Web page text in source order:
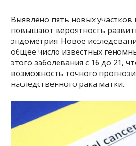
Выявлено пять новых участков
повышают вероятность
эндометрия. Новое
общее число известных
этого заболевания с 16 до 21,
возможность точного
наследственного рака матки.